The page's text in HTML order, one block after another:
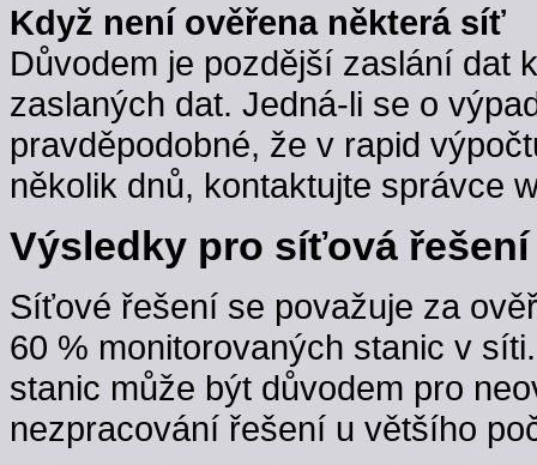
Když není ověřena některá síť
Důvodem je pozdější zaslání dat
zaslaných dat. Jedná-li se o
pravděpodobné, že v rapid
několik dnů, kontaktujte správce
Výsledky pro síťová řešení
Síťové řešení se považuje za
60 % monitorovaných stanic v
stanic může být důvodem pro
nezpracování řešení u většího